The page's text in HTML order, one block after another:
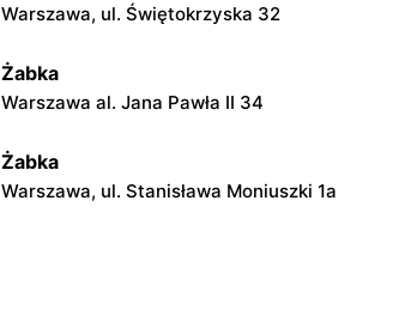
Warszawa, ul. Świętokrzyska 32
Żabka
Warszawa al. Jana Pawła II 34
Żabka
Warszawa, ul. Stanisława Moniuszki 1a